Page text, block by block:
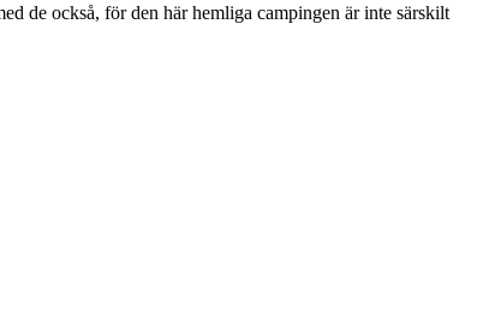
de också, för den här hemliga campingen är inte särskilt